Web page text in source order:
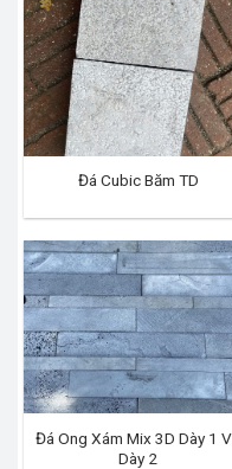
Đá Cubic Băm TD
Đá Ong Xám Mix 3D Dày 1
Dày 2